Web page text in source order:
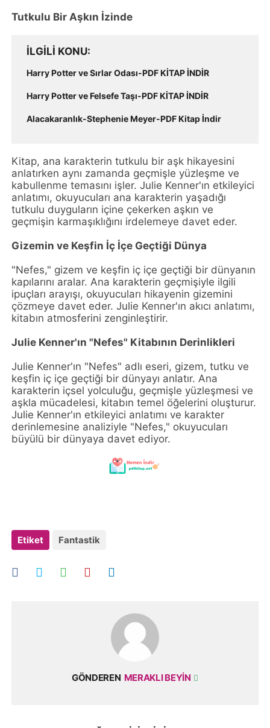
Tutkulu Bir Aşkın İzinde
İLGILI KONU
Harry Potter ve Sırlar Odası-PDF KİTAP İNDİR
Harry Potter ve Felsefe Taşı-PDF KİTAP İNDİR
Alacakaranlık-Stephenie Meyer-PDF Kitap İndir
Kitap, ana karakterin tutkulu bir aşk hikayesini
anlatırken aynı zamanda geçmişle yüzleşme ve
kabullenme temasını işler. Julie Kenner'ın etkileyici
anlatımı, okuyucuları ana karakterin yaşadığı
tutkulu duyguların içine çekerken aşkın ve
geçmişin karmaşıklığını irdelemeye davet eder.
Gizemin ve Keşfin İç İçe Geçtiği Dünya
"Nefes," gizem ve keşfin iç içe geçtiği bir dünyanın
kapılarını aralar. Ana karakterin geçmişiyle ilgili
ipuçları arayışı, okuyucuları hikayenin gizemini
çözmeye davet eder. Julie Kenner'ın akıcı anlatımı,
kitabın atmosferini zenginleştirir.
Julie Kenner'ın "Nefes" Kitabının Derinlikleri
Julie Kenner'ın "Nefes" adlı eseri, gizem, tutku ve
keşfin iç içe geçtiği bir dünyayı anlatır. Ana
karakterin içsel yolculuğu, geçmişle yüzleşmesi ve
aşkla mücadelesi, kitabın temel öğelerini oluşturur.
Julie Kenner'ın etkileyici anlatımı ve karakter
derinlemesine analiziyle "Nefes," okuyucuları
büyülü bir dünyaya davet ediyor.
Etiket Fantastik
GÖNDEREN MERAKLI BEYIN